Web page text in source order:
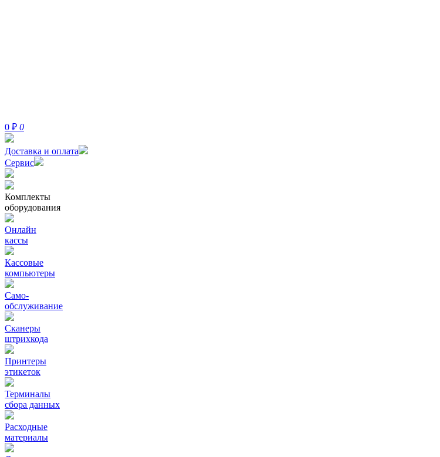
0 ₽ 0
Доставка и оплата
Сервис
Комплекты
оборудования
Онлайн
кассы
Кассовые
компьютеры
Само-
обслуживание
Сканеры
штрихкода
Принтеры
этикеток
Терминалы
сбора данных
Расходные
материалы